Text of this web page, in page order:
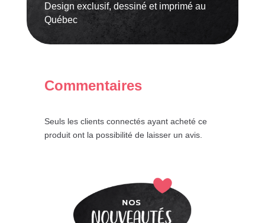
Design exclusif, dessiné et imprimé au
Québec
Commentaires
Seuls les clients connectés ayant acheté ce
produit ont la possibilité de laisser un avis.